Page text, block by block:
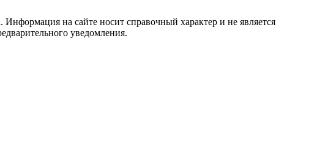
на сайте носит справочный характер и не является
уведомления.